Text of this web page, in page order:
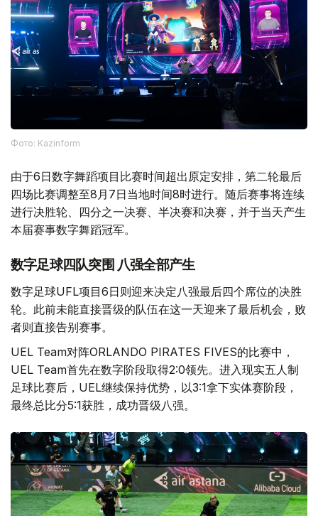
Фото: Kazinform
由于6日数字舞蹈项目比赛时间超出原定安排，第二轮最后
四场比赛调整至8月7日当地时间8时进行。随后赛事将连续
进行决胜轮、四分之一决赛、半决赛和决赛，并于当天产生
本届赛事数字舞蹈冠军。
数字足球四队突围 八强全部产生
数字足球UFL项目6日则迎来决定八强最后四个席位的决胜
轮。此前未能直接晋级的队伍在这一天迎来了最后机会，败
者则直接告别赛事。
UEL Team对阵ORLANDO PIRATES FIVES的比赛中，
UEL Team首先在数字阶段取得2:0领先。进入现实五人制
足球比赛后，UEL继续保持优势，以3:1拿下实体赛阶段，
最终总比分5:1获胜，成功晋级八强。